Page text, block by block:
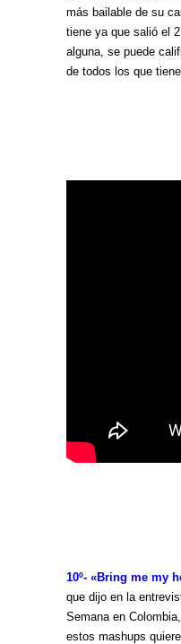
más bailable de su
tiene ya que salió el
alguna, se puede
de todos los que tiene.
10º- «Bring me my
que dijo en la
Semana en
estos mashups